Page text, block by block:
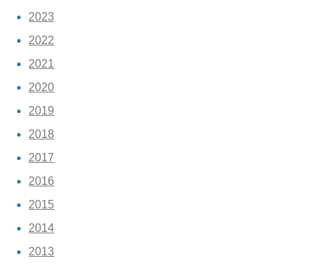
2023
2022
2021
2020
2019
2018
2017
2016
2015
2014
2013